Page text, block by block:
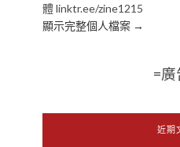
體 linktr.ee/zine1215
顯示完整個人檔案 →
=廣
近期